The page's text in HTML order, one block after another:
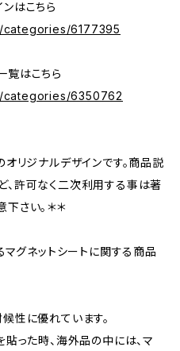
はこちら
6177395
覧はこちら
6350762
リジナルデザインです。商品説
、許可なく二次利用する事は著
さい。＊＊
グネットシートに関する商品
性に優れています。
貼った時、海外品の中には、マ